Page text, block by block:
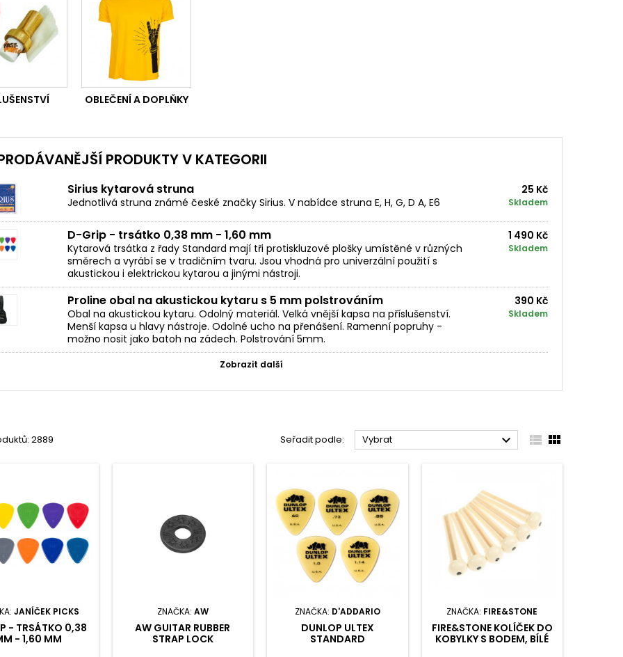
OBLEČENÍ A DOPLŇKY
PRODUKTY V KATEGORII
Sirius kytarová struna
Jednotlivá struna známé české značky Sirius. V nabídce struna E, H, G, D A, E6
25 Kč
Skladem
D-Grip - trsátko 0,38 mm - 1,60 mm
Kytarová trsátka z řady Standard mají tři protiskluzové plošky umístěné v různých
směrech a vyrábí se v tradičním tvaru. Jsou vhodná pro univerzální použití s
akustickou i elektrickou kytarou a jinými nástroji.
1 490 Kč
Skladem
Proline obal na akustickou kytaru s 5 mm polstrováním
Obal na akustickou kytaru. Odolný materiál. Velká vnější kapsa na příslušenství.
Menší kapsa u hlavy nástroje. Odolné ucho na přenášení. Ramenní popruhy -
možno nosit jako batoh na zádech. Polstrování 5mm.
390 Kč
Skladem
Zobrazit další
2889 Seřadit podle: Vybrat   
JANÍČEK PICKS
- TRSÁTKO 0,38
- 1,60 MM
ZNAČKA: AW
AW GUITAR RUBBER
STRAP LOCK
ZNAČKA: D'ADDARIO
DUNLOP ULTEX
STANDARD
ZNAČKA: FIRE&STONE
FIRE&STONE KOLÍČEK DO
KOBYLKY S BODEM, BÍLÉ